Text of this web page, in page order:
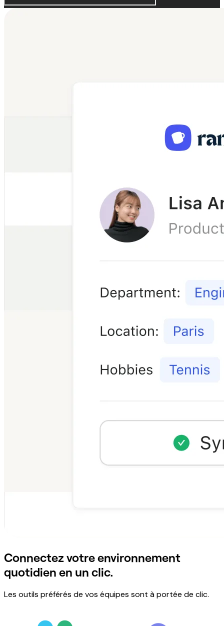
Connectez votre environnement
quotidien en un clic.
Les outils préférés de vos équipes sont à portée de clic.